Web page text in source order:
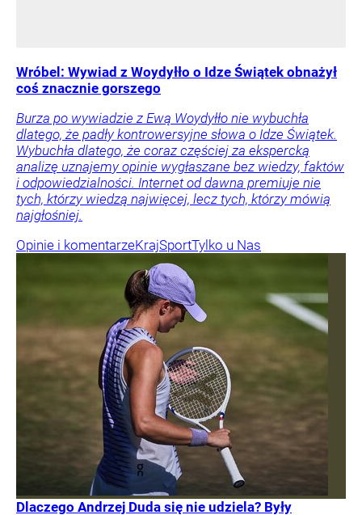
Wróbel: Wywiad z Woydyłło o Idze Świątek obnażył
coś znacznie gorszego
Burza po wywiadzie z Ewą Woydyłło nie wybuchła
dlatego, że padły kontrowersyjne słowa o Idze Świątek.
Wybuchła dlatego, że coraz częściej za ekspercką
analizę uznajemy opinie wygłaszane bez wiedzy, faktów
i odpowiedzialności. Internet od dawna premiuje nie
tych, którzy wiedzą najwięcej, lecz tych, którzy mówią
najgłośniej.
Opinie i komentarzeKrajSportTylko u Nas
Dlaczego Andrzej Duda się nie udziela? Były